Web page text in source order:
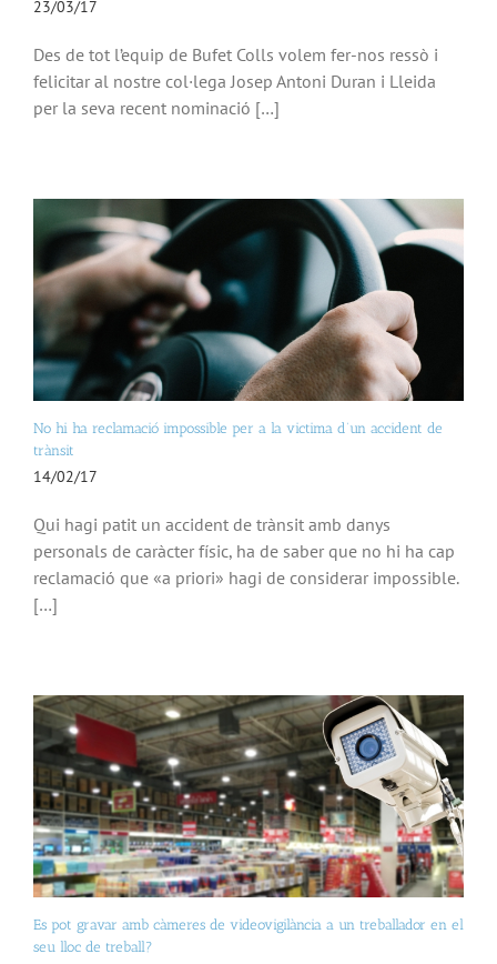
23/03/17
Des de tot l’equip de Bufet Colls volem fer-nos ressò i
felicitar al nostre col·lega Josep Antoni Duran i Lleida
per la seva recent nominació […]
No hi ha reclamació impossible per a la victima d’un accident de
trànsit
14/02/17
Qui hagi patit un accident de trànsit amb danys
personals de caràcter físic, ha de saber que no hi ha cap
reclamació que «a priori» hagi de considerar impossible.
[…]
Es pot gravar amb càmeres de videovigilància a un treballador en el
seu lloc de treball?